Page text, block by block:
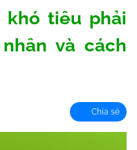
khó tiêu phải
và cách
Chia sẻ